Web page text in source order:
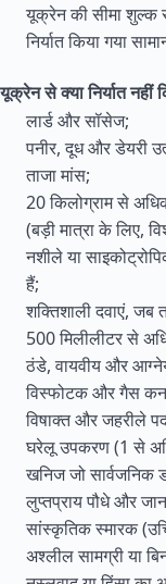
यूक्रेन की सीमा शुल्क
निर्यात किया गया
यूक्रेन से क्या निर्यात नहीं
लार्ड और सॉसेज;
पनीर, दूध और डेयरी
ताजा मांस;
20 किलोग्राम से
(बड़ी मात्रा के लिए,
नशीले या
हैं;
शक्तिशाली दवाएं, जब
500 मिलीलीटर से
ठंडे, वायवीय और
विस्फोटक और गैस
विषाक्त और जहरीले
घरेलू उपकरण (1 से
खनिज जो सार्वजनिक
लुप्तप्राय पौधे और
सांस्कृतिक स्मारक
अश्लील सामग्री या